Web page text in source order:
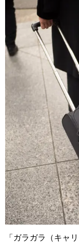
「ガラガラ（キャ